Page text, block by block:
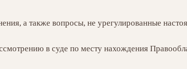
а также вопросы, не урегулированные
в суде по месту нахождения